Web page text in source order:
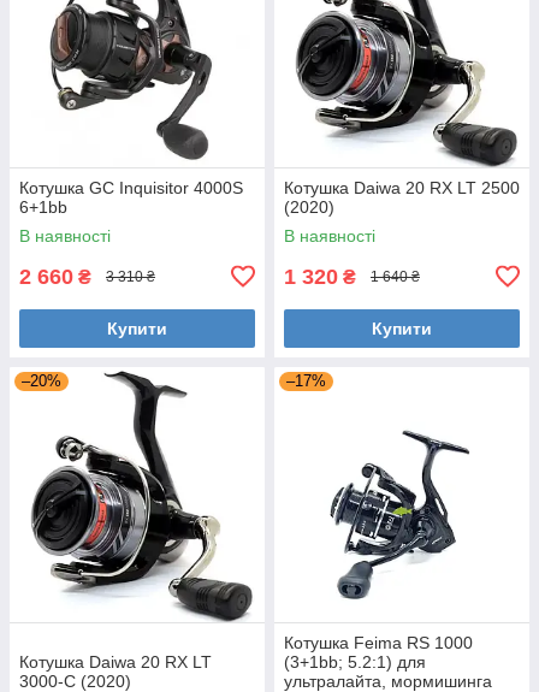
Котушка GC Inquisitor 4000S
6+1bb
В наявності
2 660 ₴ 3 310 ₴
Купити
Котушка Daiwa 20 RX LT 2500
(2020)
В наявності
1 320 ₴ 1 640 ₴
Купити
–20%
Котушка Daiwa 20 RX LT
3000-C (2020)
–17%
Котушка Feima RS 1000
(3+1bb; 5.2:1) для
ультралайта, мормишинга